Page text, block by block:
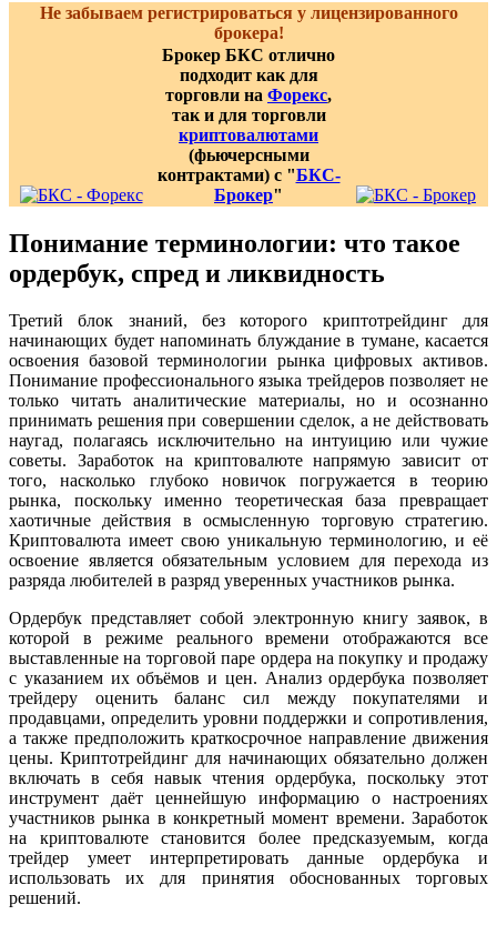
Не забываем регистрироваться у лицензированного
брокера!
Брокер БКС отлично
подходит как для
торговли на Форекс,
так и для торговли
криптовалютами
(фьючерсными
контрактами) с "БКС-
Брокер"
Понимание терминологии: что такое
ордербук, спред и ликвидность
Третий блок знаний, без которого криптотрейдинг для
начинающих будет напоминать блуждание в тумане, касается
освоения базовой терминологии рынка цифровых активов.
Понимание профессионального языка трейдеров позволяет не
только читать аналитические материалы, но и осознанно
принимать решения при совершении сделок, а не действовать
наугад, полагаясь исключительно на интуицию или чужие
советы. Заработок на криптовалюте напрямую зависит от
того, насколько глубоко новичок погружается в теорию
рынка, поскольку именно теоретическая база превращает
хаотичные действия в осмысленную торговую стратегию.
Криптовалюта имеет свою уникальную терминологию, и её
освоение является обязательным условием для перехода из
разряда любителей в разряд уверенных участников рынка.
Ордербук представляет собой электронную книгу заявок, в
которой в режиме реального времени отображаются все
выставленные на торговой паре ордера на покупку и продажу
с указанием их объёмов и цен. Анализ ордербука позволяет
трейдеру оценить баланс сил между покупателями и
продавцами, определить уровни поддержки и сопротивления,
а также предположить краткосрочное направление движения
цены. Криптотрейдинг для начинающих обязательно должен
включать в себя навык чтения ордербука, поскольку этот
инструмент даёт ценнейшую информацию о настроениях
участников рынка в конкретный момент времени. Заработок
на криптовалюте становится более предсказуемым, когда
трейдер умеет интерпретировать данные ордербука и
использовать их для принятия обоснованных торговых
решений.